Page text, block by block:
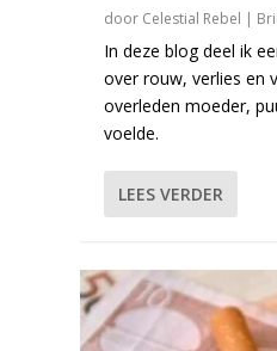
door Celestial Rebel |
In deze blog deel ik
over rouw, verlies en
overleden moeder,
voelde.
LEES VERDER